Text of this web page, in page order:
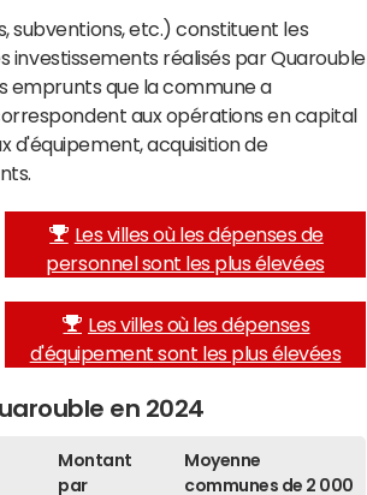
subventions, etc.) constituent les
investissements réalisés par Quarouble
emprunts que la commune a
aux opérations en capital
acquisition de
Les villes où les dépenses de
personnel sont les plus élevées
Les villes où les dépenses
d'équipement sont les plus élevées
en 2024
Montant
par
Moyenne
communes de 2 000